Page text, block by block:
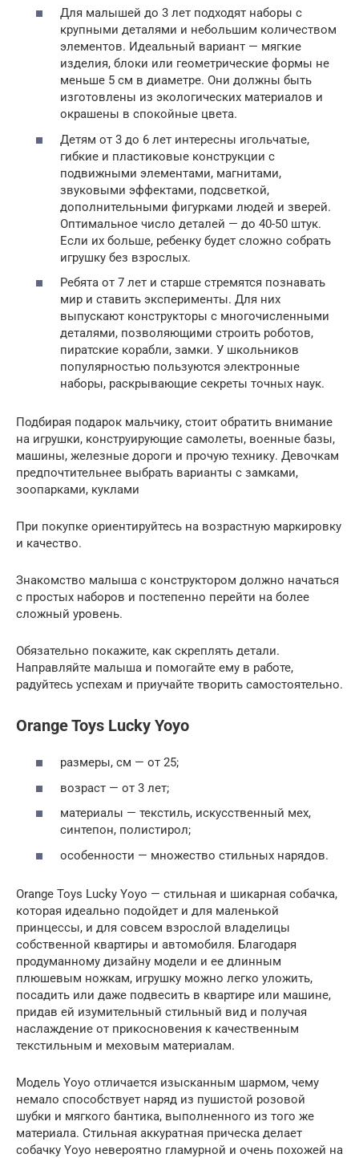
Для малышей до 3 лет подходят наборы с
крупными деталями и небольшим количеством
элементов. Идеальный вариант — мягкие
изделия, блоки или геометрические формы не
меньше 5 см в диаметре. Они должны быть
изготовлены из экологических материалов и
окрашены в спокойные цвета.
Детям от 3 до 6 лет интересны игольчатые,
гибкие и пластиковые конструкции с
подвижными элементами, магнитами,
звуковыми эффектами, подсветкой,
дополнительными фигурками людей и зверей.
Оптимальное число деталей — до 40-50 штук.
Если их больше, ребенку будет сложно собрать
игрушку без взрослых.
Ребята от 7 лет и старше стремятся познавать
мир и ставить эксперименты. Для них
выпускают конструкторы с многочисленными
деталями, позволяющими строить роботов,
пиратские корабли, замки. У школьников
популярностью пользуются электронные
наборы, раскрывающие секреты точных наук.
Подбирая подарок мальчику, стоит обратить внимание
на игрушки, конструирующие самолеты, военные базы,
машины, железные дороги и прочую технику. Девочкам
предпочтительнее выбрать варианты с замками,
зоопарками, куклами
При покупке ориентируйтесь на возрастную маркировку
и качество.
Знакомство малыша с конструктором должно начаться
с простых наборов и постепенно перейти на более
сложный уровень.
Обязательно покажите, как скреплять детали.
Направляйте малыша и помогайте ему в работе,
радуйтесь успехам и приучайте творить самостоятельно.
Orange Toys Lucky Yoyo
размеры, см — от 25;
возраст — от 3 лет;
материалы — текстиль, искусственный мех,
синтепон, полистирол;
особенности — множество стильных нарядов.
Orange Toys Lucky Yoyo — стильная и шикарная собачка,
которая идеально подойдет и для маленькой
принцессы, и для совсем взрослой владелицы
собственной квартиры и автомобиля. Благодаря
продуманному дизайну модели и ее длинным
плюшевым ножкам, игрушку можно легко уложить,
посадить или даже подвесить в квартире или машине,
придав ей изумительный стильный вид и получая
наслаждение от прикосновения к качественным
текстильным и меховым материалам.
Модель Yoyo отличается изысканным шармом, чему
немало способствует наряд из пушистой розовой
шубки и мягкого бантика, выполненного из того же
материала. Стильная аккуратная прическа делает
собачку Yoyo невероятно гламурной и очень похожей на